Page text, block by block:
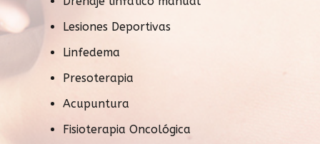
Lesiones Deportivas
Linfedema
Presoterapia
Acupuntura
Fisioterapia Oncológica